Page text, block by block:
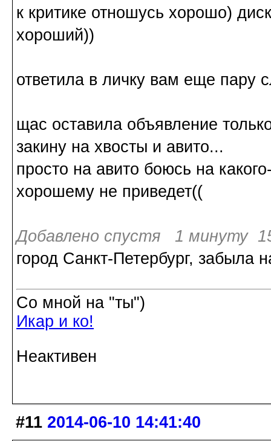
к критике отношусь хорошо)
хороший))
ответила в личку вам еще пару
щас оставила объявление
закину на хвосты и авито...
просто на авито боюсь на
хорошему не приведет((
Добавлено спустя 1 минуту
город Санкт-Петербург, забыла
Со мной на "ты")
Икар и ко!
Неактивен
#11 2014-06-10 14:41:40